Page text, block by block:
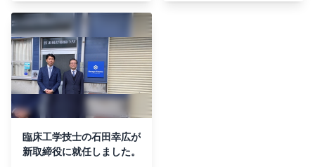
臨床工学技士の石田幸広が
新取締役に就任しました。